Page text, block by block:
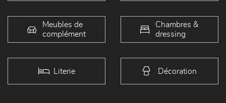
Meubles de
complément
Chambres &
dressing
Literie Décoration